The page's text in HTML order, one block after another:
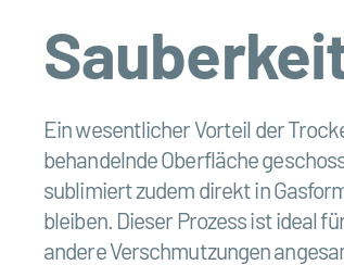
Ein wesentlicher Vorteil der
behandelnde Oberfläche
sublimiert zudem direkt in
bleiben. Dieser Prozess ist ideal
andere Verschmutzungen